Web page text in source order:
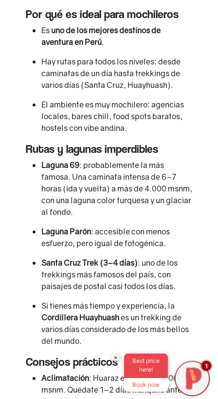
Por qué es ideal para mochileros
Es uno de los mejores destinos de
aventura en Perú.
Hay rutas para todos los niveles: desde
caminatas de un día hasta trekkings de
varios días (Santa Cruz, Huayhuash).
El ambiente es muy mochilero: agencias
locales, bares chill, food spots baratos,
hostels con vibe andina.
Rutas y lagunas imperdibles
Laguna 69: probablemente la más
famosa. Una caminata intensa de 6–7
horas (ida y vuelta) a más de 4.000 msnm,
con una laguna color turquesa y un glaciar
al fondo.
Laguna Parón: accesible con menos
esfuerzo, pero igual de fotogénica.
Santa Cruz Trek (3–4 días): uno de los
trekkings más famosos del país, con
paisajes de postal casi todos los días.
Si tienes más tiempo y experiencia, la
Cordillera Huayhuashes un trekking de
varios días considerado de los más bellos
del mundo.
Consejos prácticos
Aclimatación: Huaraz está a unos 3.000
msnm. Quédate 1–2 días tranquilo antes
×
Best price
here!
Book now
1